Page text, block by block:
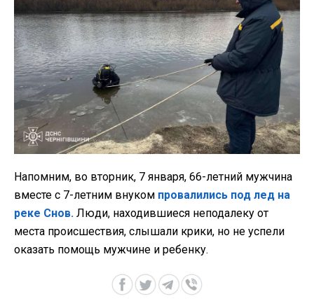
Напомним, во вторник, 7 января, 66-летний мужчина
вместе с 7-летним внуком провалились под лед на
реке Снов. Люди, находившиеся неподалеку от
места происшествия, слышали крики, но не успели
оказать помощь мужчине и ребенку.